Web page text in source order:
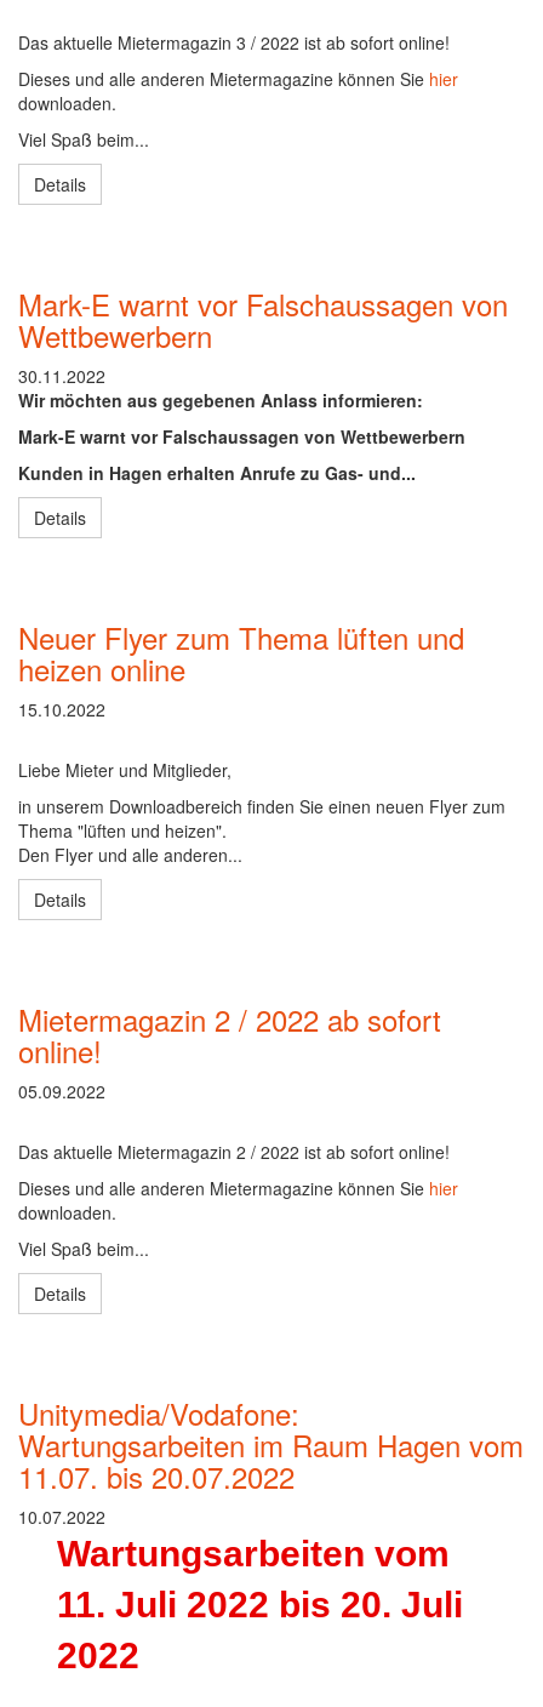
Das aktuelle Mietermagazin 3 / 2022 ist ab sofort online!
Dieses und alle anderen Mietermagazine können Sie hier
downloaden.
Viel Spaß beim...
Details
Mark-E warnt vor Falschaussagen von
Wettbewerbern
30.11.2022
Wir möchten aus gegebenen Anlass informieren:
Mark-E warnt vor Falschaussagen von Wettbewerbern
Kunden in Hagen erhalten Anrufe zu Gas- und...
Details
Neuer Flyer zum Thema lüften und
heizen online
15.10.2022
Liebe Mieter und Mitglieder,
in unserem Downloadbereich finden Sie einen neuen Flyer zum
Thema "lüften und heizen".
Den Flyer und alle anderen...
Details
Mietermagazin 2 / 2022 ab sofort
online!
05.09.2022
Das aktuelle Mietermagazin 2 / 2022 ist ab sofort online!
Dieses und alle anderen Mietermagazine können Sie hier
downloaden.
Viel Spaß beim...
Details
Unitymedia/Vodafone:
Wartungsarbeiten im Raum Hagen vom
11.07. bis 20.07.2022
10.07.2022
Wartungsarbeiten vom
11. Juli 2022 bis 20. Juli
2022